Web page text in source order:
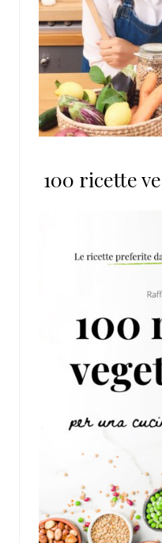
100 ricette